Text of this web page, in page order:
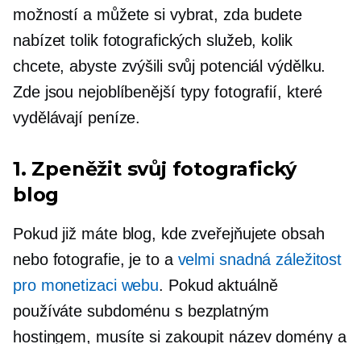
možností a můžete si vybrat, zda budete
nabízet tolik fotografických služeb, kolik
chcete, abyste zvýšili svůj potenciál výdělku.
Zde jsou nejoblíbenější typy fotografií, které
vydělávají peníze.
1. Zpeněžit svůj fotografický
blog
Pokud již máte blog, kde zveřejňujete obsah
nebo fotografie, je to a velmi snadná záležitost
pro monetizaci webu. Pokud aktuálně
používáte subdoménu s bezplatným
hostingem, musíte si zakoupit název domény a